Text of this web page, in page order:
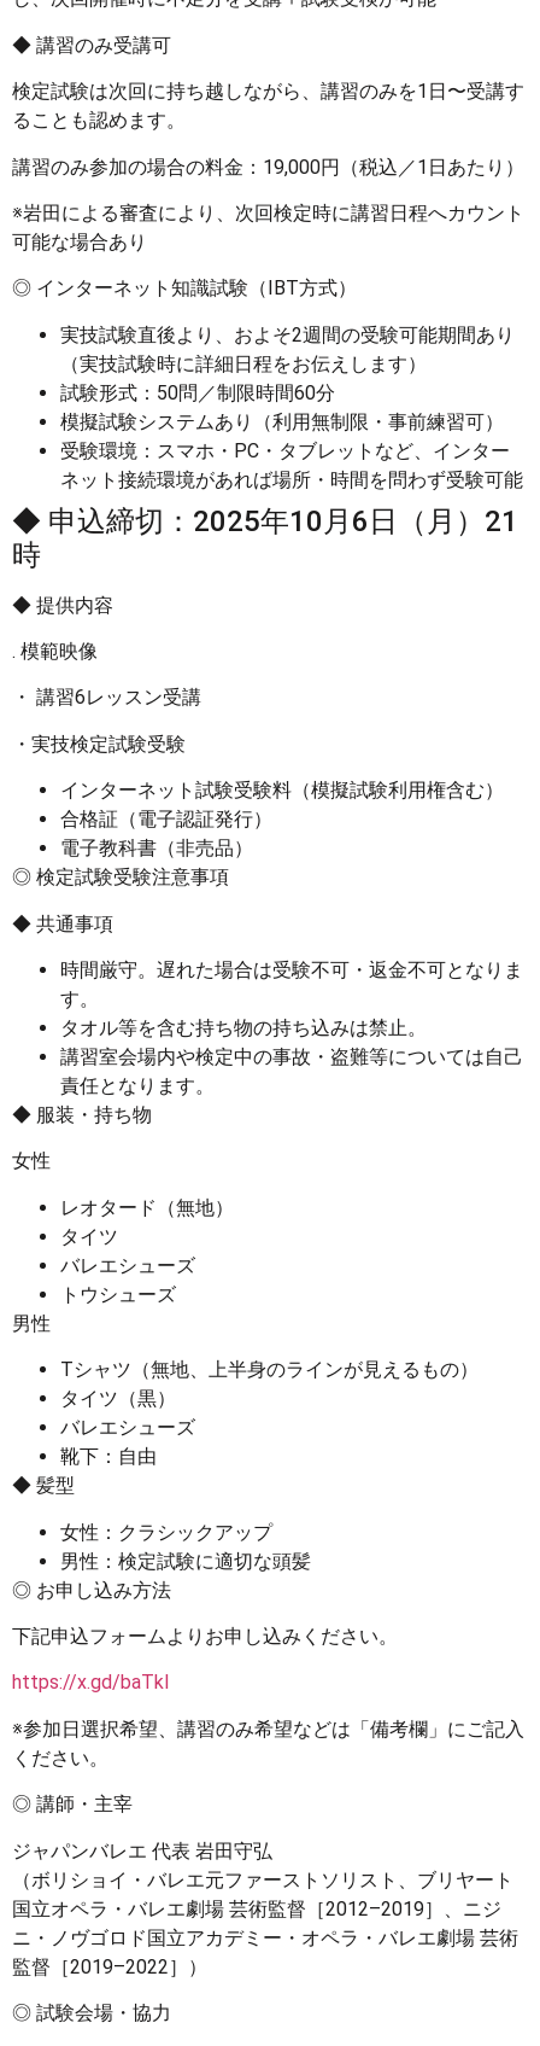
◆ 講習のみ受講可
検定試験は次回に持ち越しながら、講習のみを1日〜受講す
ることも認めます。
講習のみ参加の場合の料金：19,000円（税込／1日あたり）
※岩田による審査により、次回検定時に講習日程へカウント
可能な場合あり
◎ インターネット知識試験（IBT方式）
実技試験直後より、およそ2週間の受験可能期間あり
（実技試験時に詳細日程をお伝えします）
試験形式：50問／制限時間60分
模擬試験システムあり（利用無制限・事前練習可）
受験環境：スマホ・PC・タブレットなど、インター
ネット接続環境があれば場所・時間を問わず受験可能
◆ 申込締切：2025年10月6日（月）21
時
◆ 提供内容
. 模範映像
・ 講習6レッスン受講
・実技検定試験受験
インターネット試験受験料（模擬試験利用権含む）
合格証（電子認証発行）
電子教科書（非売品）
◎ 検定試験受験注意事項
◆ 共通事項
時間厳守。遅れた場合は受験不可・返金不可となりま
す。
タオル等を含む持ち物の持ち込みは禁止。
講習室会場内や検定中の事故・盗難等については自己
責任となります。
◆ 服装・持ち物
女性
レオタード（無地）
タイツ
バレエシューズ
トウシューズ
男性
Tシャツ（無地、上半身のラインが見えるもの）
タイツ（黒）
バレエシューズ
靴下：自由
◆ 髪型
女性：クラシックアップ
男性：検定試験に適切な頭髪
◎ お申し込み方法
下記申込フォームよりお申し込みください。
https://x.gd/baTkl
※参加日選択希望、講習のみ希望などは「備考欄」にご記入
ください。
◎ 講師・主宰
ジャパンバレエ 代表 岩田守弘
（ボリショイ・バレエ元ファーストソリスト、ブリヤート
国立オペラ・バレエ劇場 芸術監督［2012–2019］、ニジ
ニ・ノヴゴロド国立アカデミー・オペラ・バレエ劇場 芸術
監督［2019–2022］）
◎ 試験会場・協力